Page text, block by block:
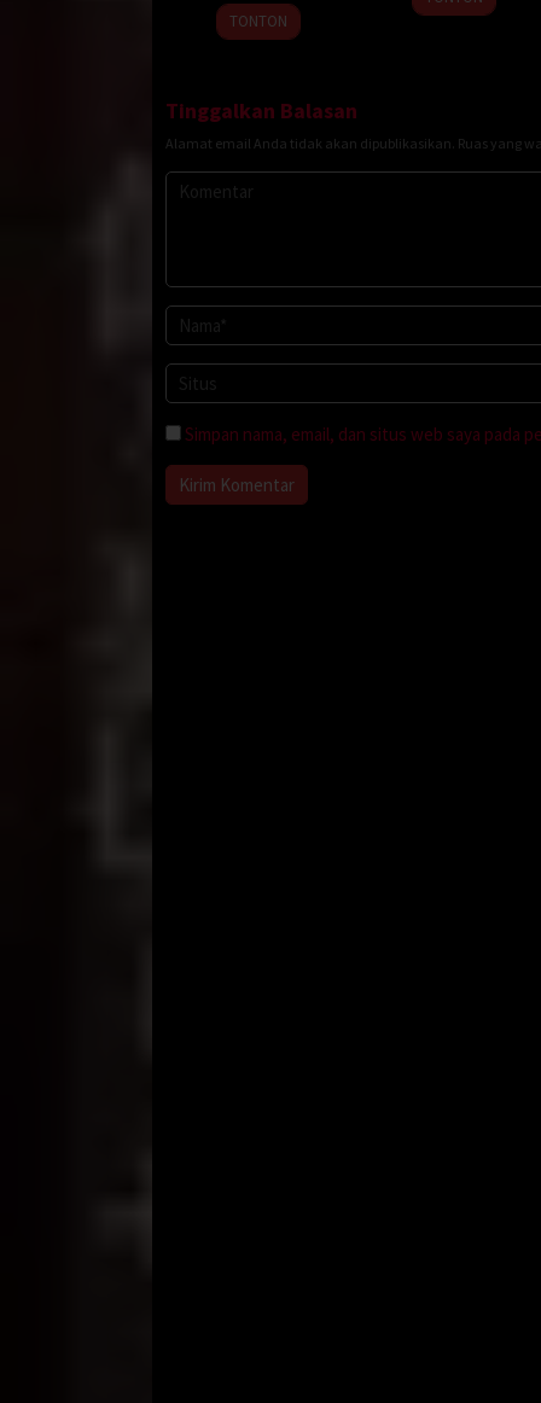
menawari untuk mengantar ke rumahnya, ia
yang kemudian kami ketahui bernama Karyo itu,
suami saya masuk. Terpaksalah kami berjalan dan
Rumah kontrakan Pak Karyo hanyalah rumah
dan koran berserakan di lantai yang tidak pakai
Setelah berbasa basi dan minta maaf, Rio
satu bengkel besar. Dan akan siap dalam dua
menaikkan satu kaki ke atas kursi. Sesekali ia
“Oh begitu ya. Tidak masalah,” katanya.
Saya tahu, beberapa kali ia melirikkan matanya
Karyo, saya bergidik juga. Badannya besar meski
dadanya yang hitam membusung. Dari balik
besi yang bengkok-bengkok, kasar.
Ketika Pak Karyo kemudian menawari minum di
bercerita. Tentang motornya yang sudah baik,
menanggu istri orang. Saya hanya diam
Mungkin karena seringkali diam bila bertemu dan
rumah. Datang hanya untuk bercerita. Atau
itu, saya rasakan, hanya sekesar untuk bisa
Bahkan, tidak jarang pula Rio terlibat permainan
Ketika suatu kali, suami saya ke Jakarta karena
Rio, yang paling tidak selama sepakan di
Meski sedikit kasar, tapi Pak Karyo itu suka
sebagai keluarga sendiri, saya pun tidak pula
TONTON
Tinggalkan Balasan
Alamat email Anda tidak akan dipublikasikan. Ruas yang
Simpan nama, email, dan situs web saya pada